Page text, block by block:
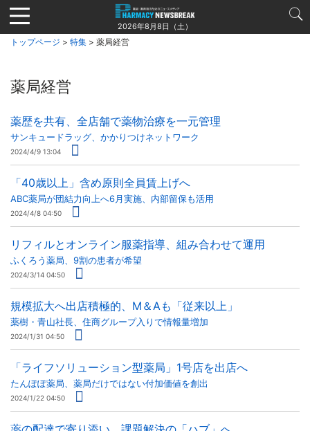
Jump
to
navigation
2026年8月8日（土）
トップページ > 特集 > 薬局経営
薬局経営
薬歴を共有、全店舗で薬物治療を一元管理
サンキュードラッグ、かかりつけネットワーク
2024/4/9 13:04
「40歳以上」含め原則全員賃上げへ
ABC薬局が団結力向上へ6月実施、内部留保も活用
2024/4/8 04:50
リフィルとオンライン服薬指導、組み合わせて運用
ふくろう薬局、9割の患者が希望
2024/3/14 04:50
規模拡大へ出店積極的、M＆Aも「従来以上」
薬樹・青山社長、住商グループ入りで情報量増加
2024/1/31 04:50
「ライフソリューション型薬局」1号店を出店へ
たんぽぽ薬局、薬局だけではない付加価値を創出
2024/1/22 04:50